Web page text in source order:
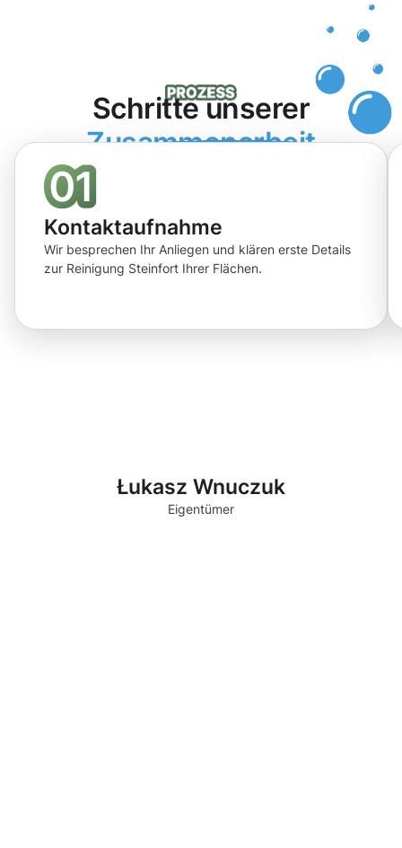
Schritte unserer
Zusammenarbeit
Kontaktaufnahme
Wir besprechen Ihr Anliegen und klären erste Details
zur Reinigung Steinfort Ihrer Flächen.
Łukasz Wnuczuk
Eigentümer